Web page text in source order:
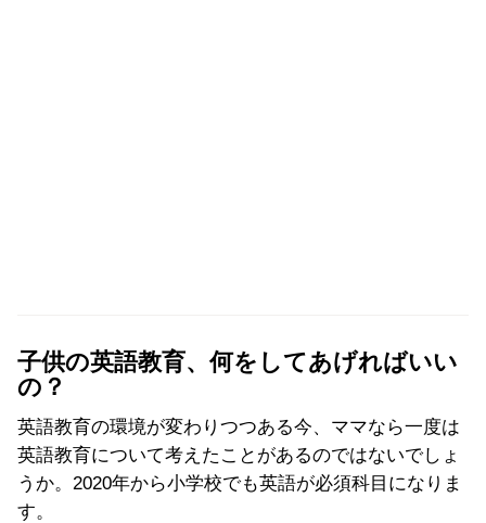
子供の英語教育、何をしてあげればいい
の？
英語教育の環境が変わりつつある今、ママなら一度は
英語教育について考えたことがあるのではないでしょ
うか。2020年から小学校でも英語が必須科目になりま
す。